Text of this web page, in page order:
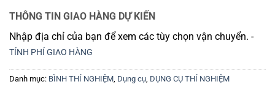
THÔNG TIN GIAO HÀNG DỰ KIẾN
Nhập địa chỉ của bạn để xem các tùy chọn vận chuyển. -
TÍNH PHÍ GIAO HÀNG
Danh mục: BÌNH THÍ NGHIỆM, Dụng cụ, DỤNG CỤ THÍ NGHIỆM